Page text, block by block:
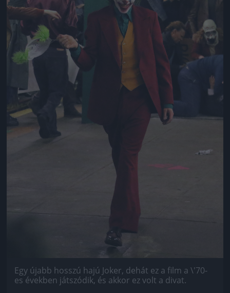
Egy újabb hosszú hajú Joker, dehát ez a film a \'70-
es években játszódik, és akkor ez volt a divat.